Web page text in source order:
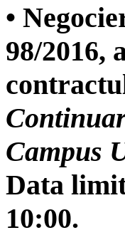
•
98/2016,
Campus
Data
10:00.